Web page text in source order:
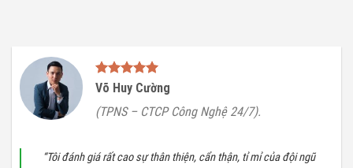
Võ Huy Cường
(TPNS – CTCP Công Nghệ 24/7).
“Tôi đánh giá rất cao sự thân thiện, cẩn thận, tỉ mỉ của đội ngũ